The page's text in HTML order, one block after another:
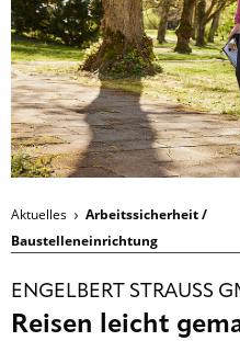
Aktuelles
Arbeitssicherheit /
Baustelleneinrichtung
ENGELBERT STRAUSS
Reisen leicht